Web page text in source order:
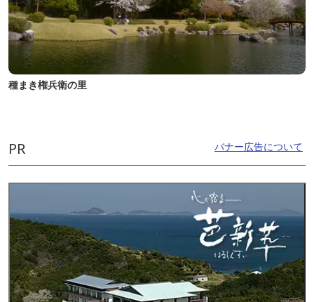
種まき権兵衛の里
PR バナー広告について